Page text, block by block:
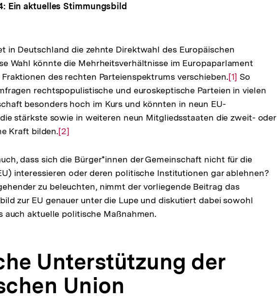
Ein aktuelles Stimmungsbild
in Deutschland die zehnte Direktwahl des Europäischen
Wahl könnte die Mehrheitsverhältnisse im Europaparlament
des rechten Parteienspektrums verschieben.Zur
Auflösung
Fußnote
[1] So
rechtspopulistische und euroskeptische Parteien in vielen
besonders hoch im Kurs und könnten in neun EU-
stärkste sowie in weiteren neun Mitgliedsstaaten die zweit- oder
Kraft bilden.Zur
der
Fußnote
[2]
dass sich die Bürger*innen der Gemeinschaft nicht für die
interessieren oder deren politische Institutionen gar ablehnen?
zu beleuchten, nimmt der vorliegende Beitrag das
zur EU genauer unter die Lupe und diskutiert dabei sowohl
auch aktuelle politische Maßnahmen.
Unterstützung der
Union